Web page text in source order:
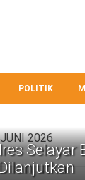
POLITIK
2026
Selayar